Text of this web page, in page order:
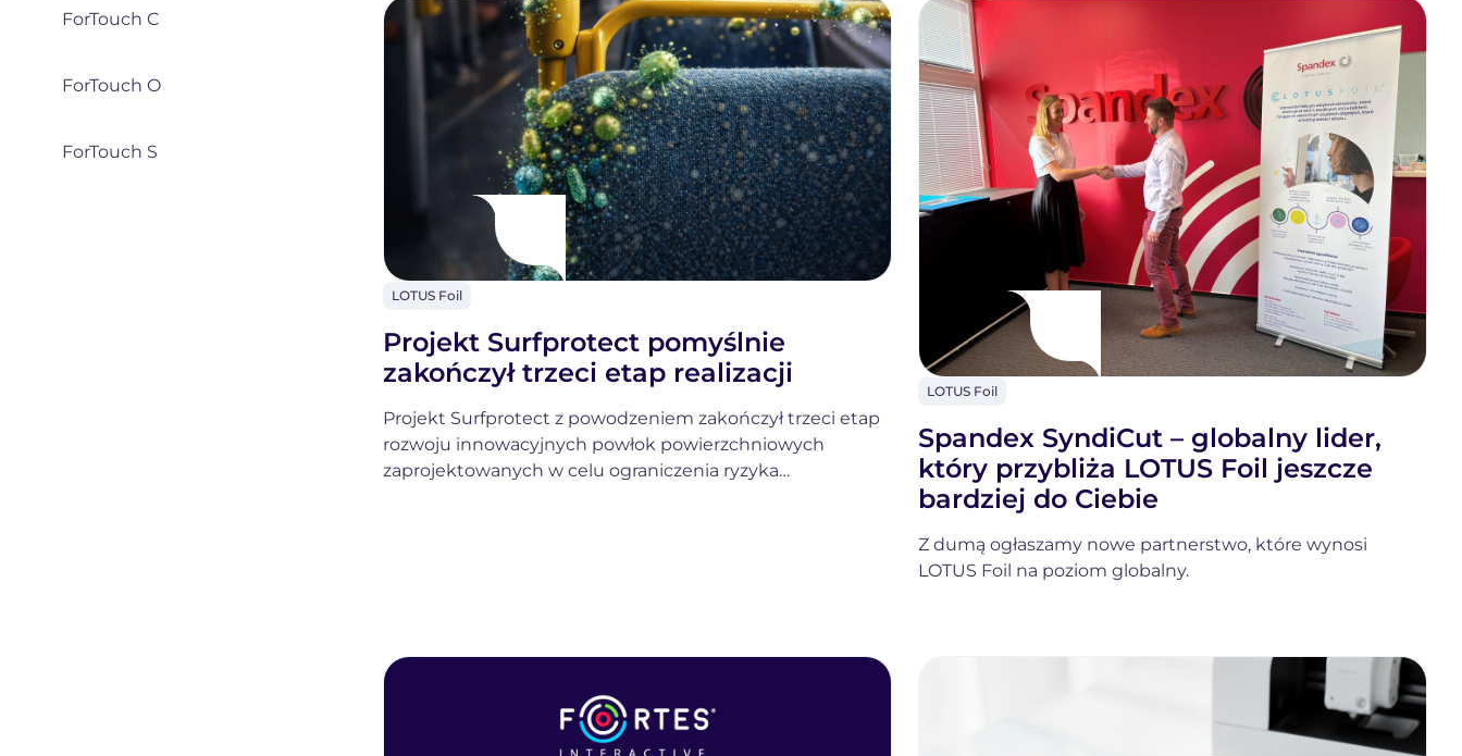
ForTouch C
ForTouch O
ForTouch S
LOTUS Foil
LOTUS
Projekt Surfprotect pomyślnie
zakończył trzeci etap realizacji
Projekt Surfprotect z powodzeniem zakończył trzeci etap
rozwoju innowacyjnych powłok powierzchniowych
zaprojektowanych w celu ograniczenia ryzyka
LOTUS Foil
LOTUS
Spandex SyndiCut – globalny lider,
który przybliża LOTUS Foil jeszcze
bardziej do Ciebie
Z dumą ogłaszamy nowe partnerstwo, które wynosi
LOTUS Foil na poziom globalny.